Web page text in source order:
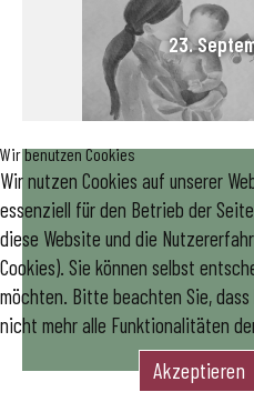
23.
Wir benutzen Cookies
Wir nutzen Cookies auf unserer
essenziell für den Betrieb der
diese Website und die
Cookies). Sie können selbst
möchten. Bitte beachten Sie,
nicht mehr alle Funktionalitäten
Akzeptieren